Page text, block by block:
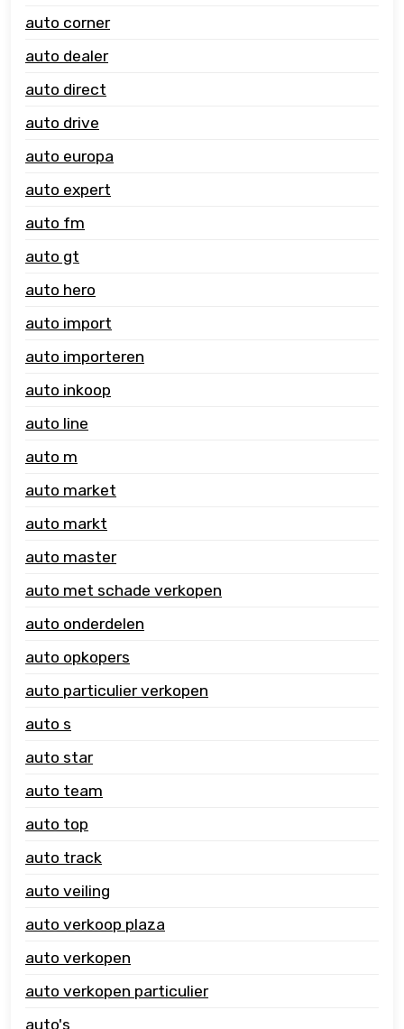
auto corner
auto dealer
auto direct
auto drive
auto europa
auto expert
auto fm
auto gt
auto hero
auto import
auto importeren
auto inkoop
auto line
auto m
auto market
auto markt
auto master
auto met schade verkopen
auto onderdelen
auto opkopers
auto particulier verkopen
auto s
auto star
auto team
auto top
auto track
auto veiling
auto verkoop plaza
auto verkopen
auto verkopen particulier
auto's